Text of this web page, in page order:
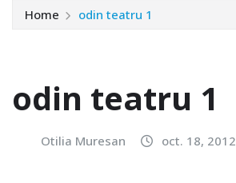
Home odin teatru 1
odin teatru 1
Otilia Muresan oct. 18, 2012